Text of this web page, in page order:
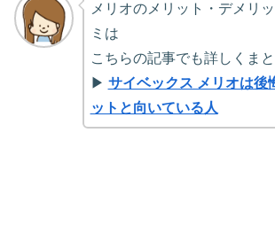
メリオのメリット・デメリ
ミは
こちらの記事でも詳しくま
▶ サイベックス メリオは後
ットと向いている人